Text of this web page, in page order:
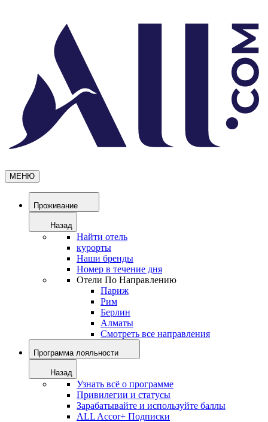
МЕНЮ
Проживание
Назад
Найти отель
курорты
Наши бренды
Номер в течение дня
Отели По Направлению
Париж
Рим
Берлин
Алматы
Смотреть все направления
Программа лояльности
Назад
Узнать всё о программе
Привилегии и статусы
Зарабатывайте и используйте баллы
ALL Accor+ Подписки